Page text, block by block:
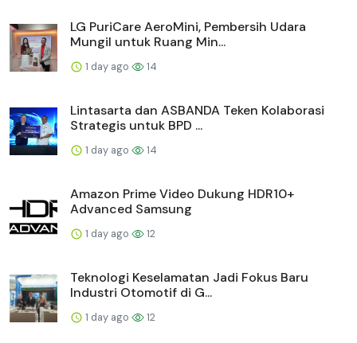
LG PuriCare AeroMini, Pembersih Udara
Mungil untuk Ruang Min...
1 day ago 14
Lintasarta dan ASBANDA Teken Kolaborasi
Strategis untuk BPD ...
1 day ago 14
Amazon Prime Video Dukung HDR10+
Advanced Samsung
1 day ago 12
Teknologi Keselamatan Jadi Fokus Baru
Industri Otomotif di G...
1 day ago 12